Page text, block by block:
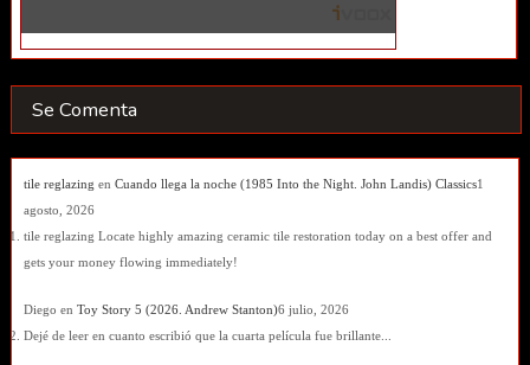
Se Comenta
tile reglazing en Cuando llega la noche (1985 Into the Night. John Landis) Classics1
agosto, 2026
tile reglazing Locate highly amazing ceramic tile restoration today on a best offer and
gets your money flowing immediately!
Diego en Toy Story 5 (2026. Andrew Stanton)6 julio, 2026
Dejé de leer en cuanto escribió que la cuarta película fue brillante...